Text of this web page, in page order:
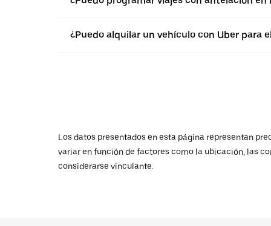
¿Puedo alquilar un vehículo con Uber para
Los datos presentados en esta página representan
variar en función de factores como la ubicación, las
considerarse vinculante.